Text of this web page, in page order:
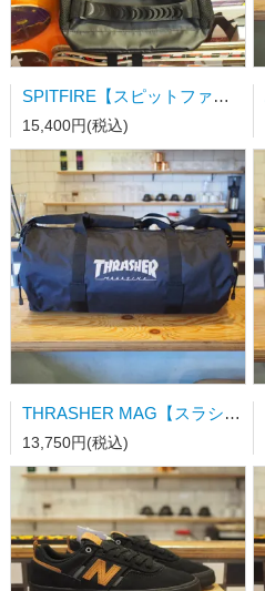
SPITFIRE【スピットファイアー】CLASSIC '87 BACKPACK BLACK 黒 ブラック
15,400円(税込)
THRASHER MAG【スラシャーマガジン】DUFFEL BAG (US企画) BLACK
13,750円(税込)